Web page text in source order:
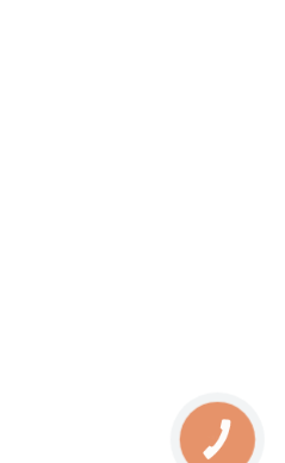
КНОПКА
СВЯЗИ